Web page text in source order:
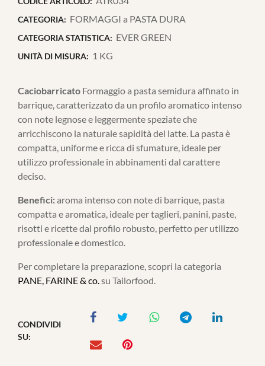
CATEGORIA: FORMAGGI a PASTA DURA
CATEGORIA STATISTICA: EVER GREEN
UNITÀ DI MISURA: 1 KG
Caciobarricato Formaggio a pasta semidura affinato in
barrique, caratterizzato da un profilo aromatico intenso
con note legnose e leggermente speziate che
arricchiscono la naturale sapidità del latte. La pasta è
compatta, uniforme e ricca di sfumature, ideale per
utilizzo professionale in abbinamenti dal carattere
deciso.
Benefici:aroma intenso con note di barrique, pasta
compatta e aromatica, ideale per taglieri, panini, paste,
risotti e ricette dal profilo robusto, perfetto per utilizzo
professionale e domestico.
Per completare la preparazione, scopri la categoria
PANE, FARINE & co.su Tailorfood.
CONDIVIDI
SU: